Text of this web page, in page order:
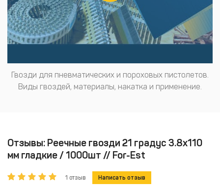
Гвозди для пневматических и пороховых пистолетов.
Виды гвоздей, материалы, накатка и применение.
Отзывы: Реечные гвозди 21 градус 3.8x110
мм гладкие / 1000шт // For-Est
1 отзыв Написать отзыв